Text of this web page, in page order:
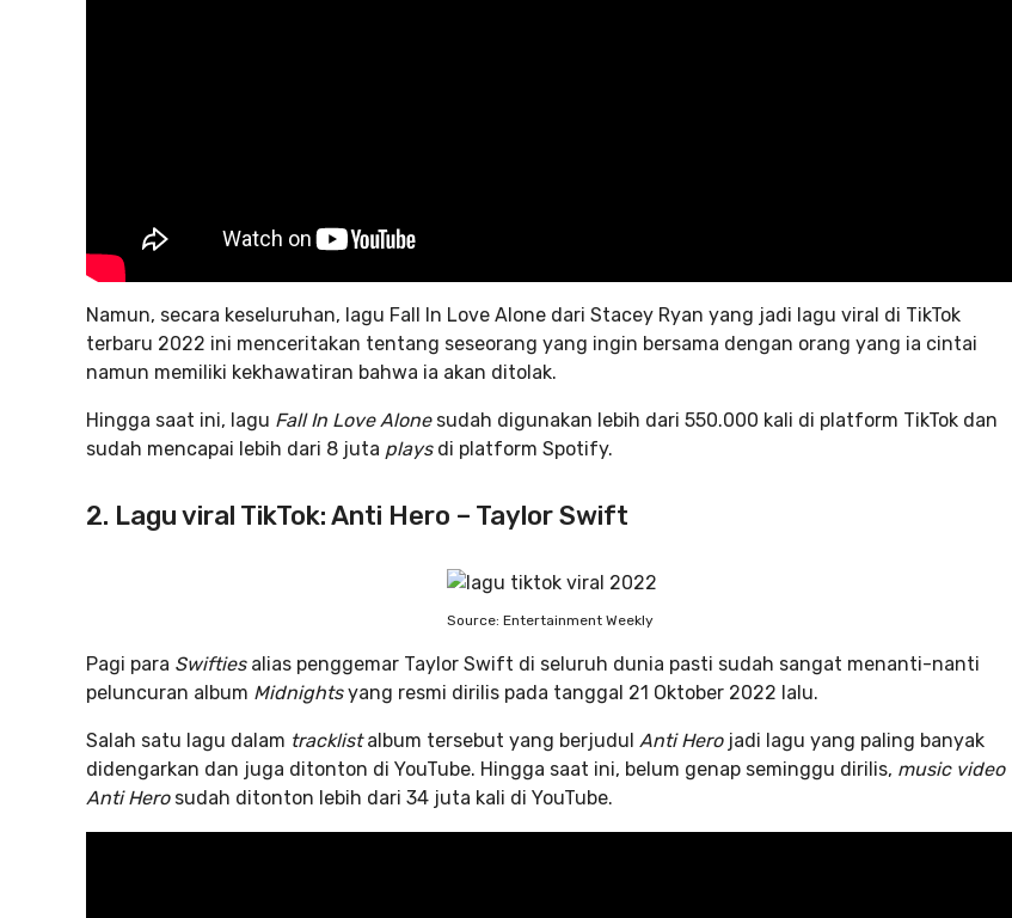
Namun, secara keseluruhan, lagu Fall In Love Alone dari Stacey Ryan yang jadi lagu viral di TikTok
terbaru 2022 ini menceritakan tentang seseorang yang ingin bersama dengan orang yang ia cintai
namun memiliki kekhawatiran bahwa ia akan ditolak.
Hingga saat ini, lagu Fall In Love Alone sudah digunakan lebih dari 550.000 kali di platform TikTok dan
sudah mencapai lebih dari 8 juta plays di platform Spotify.
2. Lagu viral TikTok: Anti Hero – Taylor Swift
Source: Entertainment Weekly
Pagi para Swifties alias penggemar Taylor Swift di seluruh dunia pasti sudah sangat menanti-nanti
peluncuran album Midnightsyang resmi dirilis pada tanggal 21 Oktober 2022 lalu.
Salah satu lagu dalam tracklistalbum tersebut yang berjudul Anti Hero jadi lagu yang paling banyak
didengarkan dan juga ditonton di YouTube. Hingga saat ini, belum genap seminggu dirilis, music video
Anti Hero sudah ditonton lebih dari 34 juta kali di YouTube.